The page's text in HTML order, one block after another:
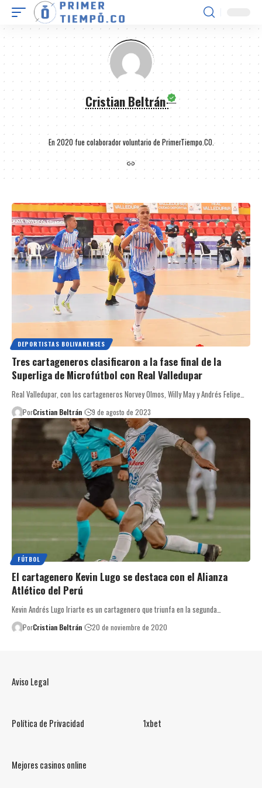
Cristian Beltrán
En 2020 fue colaborador voluntario de PrimerTiempo.CO.
DEPORTISTAS BOLIVARENSES
Tres cartageneros clasificaron a la fase final de la
Superliga de Microfútbol con Real Valledupar
Real Valledupar, con los cartageneros Norvey Olmos, Willy May y Andrés Felipe…
PorCristian Beltrán 9 de agosto de 2023
FÚTBOL
El cartagenero Kevin Lugo se destaca con el Alianza
Atlético del Perú
Kevin Andrés Lugo Iriarte es un cartagenero que triunfa en la segunda…
PorCristian Beltrán 20 de noviembre de 2020
Aviso Legal
Política de Privacidad 1xbet
Mejores casinos online